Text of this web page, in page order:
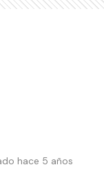
hace 5 años